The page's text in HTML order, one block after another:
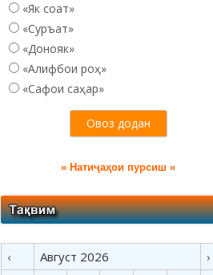
«Як соат»
«Суръат»
«Донояк»
«Алифбои роҳ»
«Сафои саҳар»
» Натиҷаҳои пурсиш «
‹ Август 2026 ›